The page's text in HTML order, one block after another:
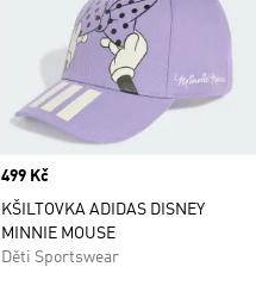
Price
499 Kč
KŠILTOVKA ADIDAS DISNEY
MINNIE MOUSE
Děti Sportswear